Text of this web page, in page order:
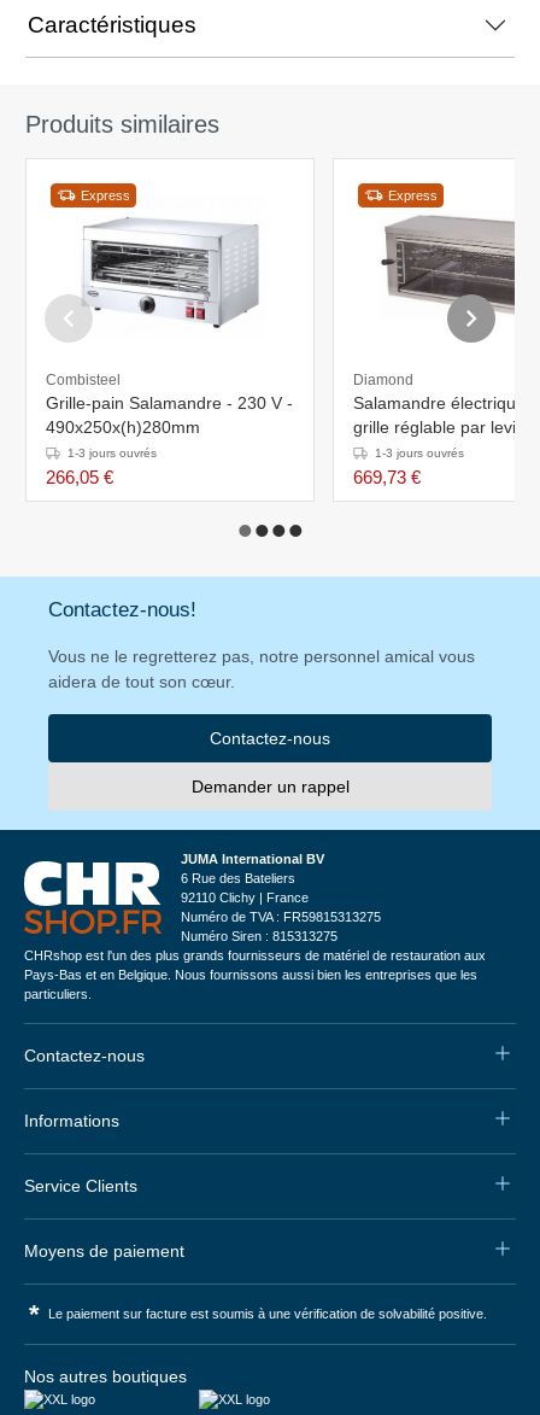
Caractéristiques
Produits similaires
Express
Combisteel
Grille-pain Salamandre - 230 V -
490x250x(h)280mm
1-3 jours ouvrés
266,05 €
Express
Diamond
Salamandre électrique,
grille réglable par levier
875x370x(h)380mm
1-3 jours ouvrés
669,73 €
Contactez-nous!
Vous ne le regretterez pas, notre personnel amical vous
aidera de tout son cœur.
Contactez-nous
Demander un rappel
JUMA International BV
6 Rue des Bateliers
92110 Clichy | France
Numéro de TVA : FR59815313275
Numéro Siren : 815313275
CHRshop est l'un des plus grands fournisseurs de matériel de restauration aux
Pays-Bas et en Belgique. Nous fournissons aussi bien les entreprises que les
particuliers.
Contactez-nous
Informations
Service Clients
Moyens de paiement
* Le paiement sur facture est soumis à une vérification de solvabilité positive.
Nos autres boutiques